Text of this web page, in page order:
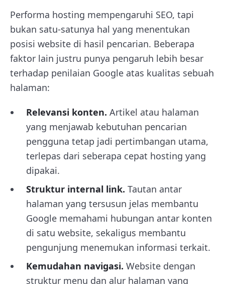
Performa hosting mempengaruhi SEO, tapi
bukan satu-satunya hal yang menentukan
posisi website di hasil pencarian. Beberapa
faktor lain justru punya pengaruh lebih besar
terhadap penilaian Google atas kualitas sebuah
halaman:
Relevansi konten. Artikel atau halaman
yang menjawab kebutuhan pencarian
pengguna tetap jadi pertimbangan utama,
terlepas dari seberapa cepat hosting yang
dipakai.
Struktur internal link. Tautan antar
halaman yang tersusun jelas membantu
Google memahami hubungan antar konten
di satu website, sekaligus membantu
pengunjung menemukan informasi terkait.
Kemudahan navigasi. Website dengan
struktur menu dan alur halaman yang